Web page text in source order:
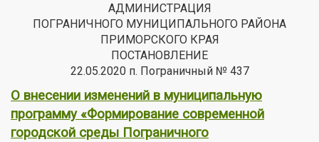
АДМИНИСТРАЦИЯ
ПОГРАНИЧНОГО МУНИЦИПАЛЬНОГО РАЙОНА
ПРИМОРСКОГО КРАЯ
ПОСТАНОВЛЕНИЕ
22.05.2020 п. Пограничный № 437
О внесении изменений в муниципальную
программу «Формирование современной
городской среды Пограничного